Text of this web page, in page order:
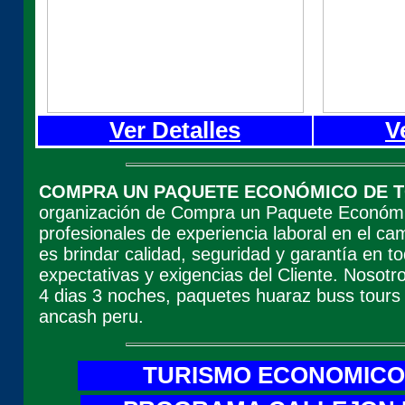
Ver Detalles
COMPRA UN PAQUETE ECONÓMICO DE
organización de Compra un Paquete
profesionales de experiencia laboral en el
es brindar calidad, seguridad y garantía en
expectativas y exigencias del Cliente.
4 dias 3 noches, paquetes huaraz buss
ancash peru.
TURISMO